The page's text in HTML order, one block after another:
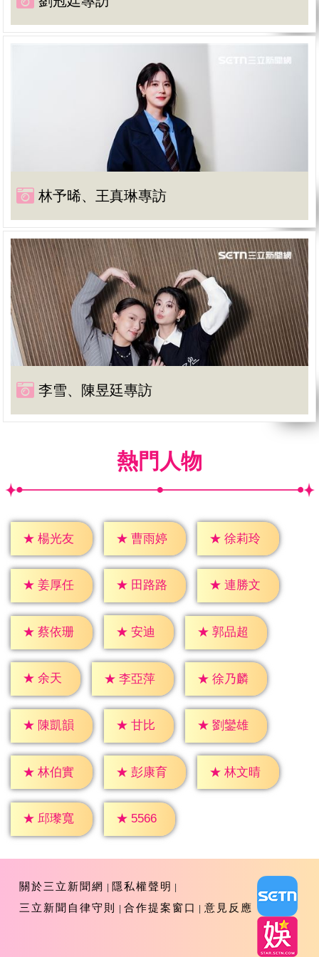
林予晞、王真琳專訪
李雪、陳昱廷專訪
熱門人物
★ 楊光友 ★ 曹雨婷 ★ 徐莉玲
★ 姜厚任 ★ 田路路 ★ 連勝文
★ 蔡依珊 ★ 安迪 ★ 郭品超
★ 余天 ★ 李亞萍 ★ 徐乃麟
★ 陳凱韻 ★ 甘比 ★ 劉鑾雄
★ 林伯實 ★ 彭康育 ★ 林文晴
★ 邱瓈寬 ★ 5566
關於三立新聞網
隱私權聲明
三立新聞自律守則
合作提案窗口 意見反應